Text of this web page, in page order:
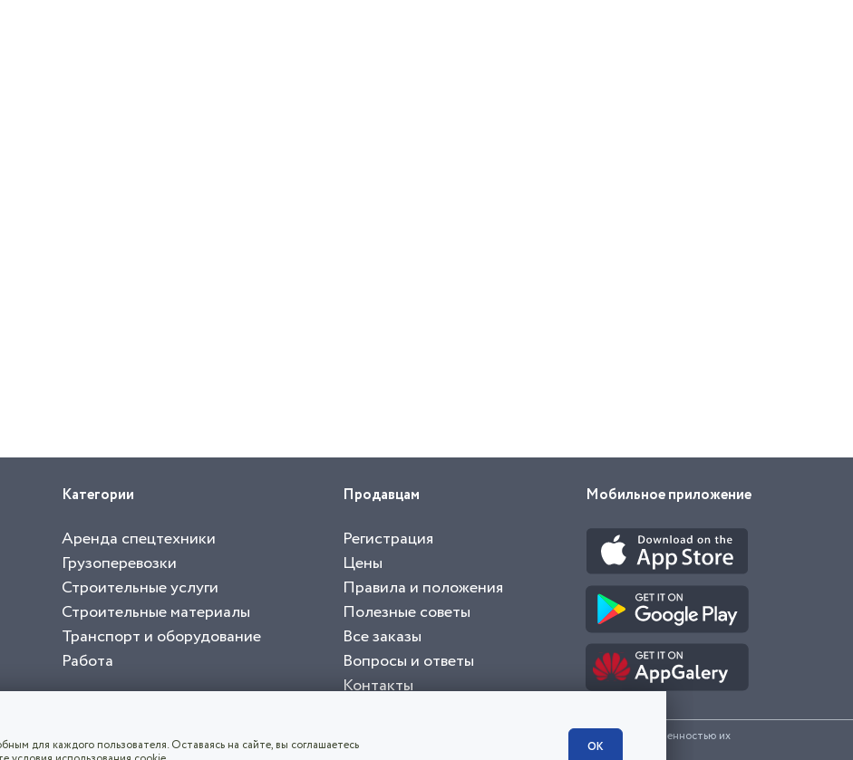
Категории
Аренда спецтехники
Грузоперевозки
Строительные услуги
Строительные материалы
Транспорт и оборудование
Работа
Продавцам
Регистрация
Цены
Правила и положения
Полезные советы
Все заказы
Вопросы и ответы
Контакты
Мобильное приложение
означает согласие с
. Все логотипы и торговые марки представленные на сайте являются собственностью их
для каждого пользователя. Оставаясь на сайте, вы соглашаетесь
ОК